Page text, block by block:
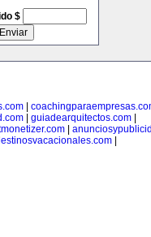
$
guiadearquitectos.com
|
|